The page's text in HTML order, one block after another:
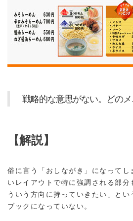
戦略的な意思がない。どの
【解説】
俗に言う「おしながき」になってし
いレイアウトで特に強調される部分
ういう方向に持っていきたい」とい
ブックになっていない。